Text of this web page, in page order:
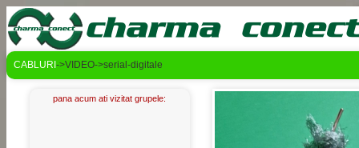
CABLURI ->VIDEO->serial-digitale
pana acum ati vizitat grupele: